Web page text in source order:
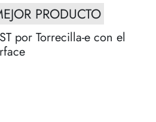
PRODUCTO
por Torrecilla-e con el